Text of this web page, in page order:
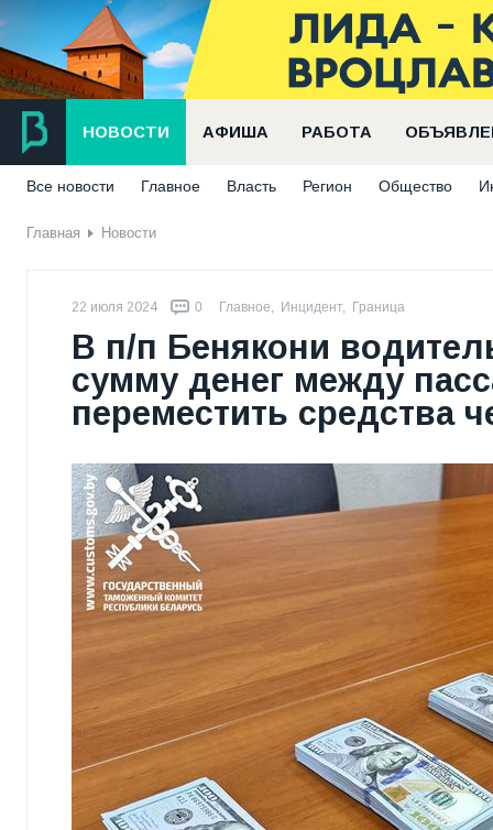
НОВОСТИ АФИША РАБОТА
Все новости Главное Власть Регион Общество
Главная Новости
22 июля 2024 0 Главное, Инцидент, Граница
В п/п Бенякони
сумму денег между
переместить средства